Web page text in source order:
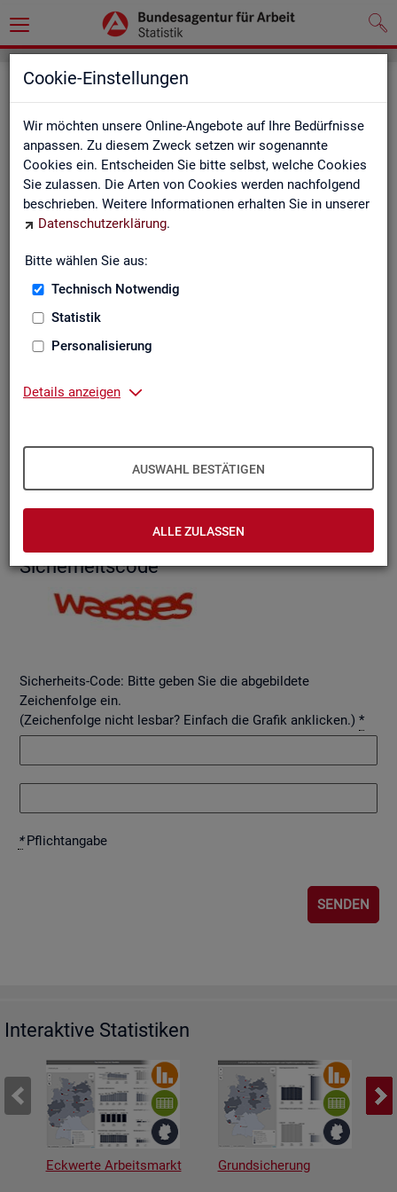
Cookie-Einstellungen
Wir möchten unsere Online-Angebote auf Ihre Bedürfnisse
anpassen. Zu diesem Zweck setzen wir sogenannte
Cookies ein. Entscheiden Sie bitte selbst, welche Cookies
Sie zulassen. Die Arten von Cookies werden nachfolgend
beschrieben. Weitere Informationen erhalten Sie in unserer
Datenschutzerklärung.
Bitte wählen Sie aus:
Technisch Notwendig
Statistik
Personalisierung
Details anzeigen
AUSWAHL BESTÄTIGEN
ALLE ZULASSEN
Seite emp­feh­len
Fel­der mit einem * sind Pflicht­fel­der und müs­sen aus­ge­füllt
wer­den
Ihre An­ga­ben
Empfänger*
Si­cher­heits­code
Sicherheits-Code: Bitte geben Sie die abgebildete
Zeichenfolge ein.
(Zeichenfolge nicht lesbar? Einfach die Grafik anklicken.) *
*Pflicht­an­ga­be
Interaktive Statistiken
Eckwerte Arbeitsmarkt Grundsicherung